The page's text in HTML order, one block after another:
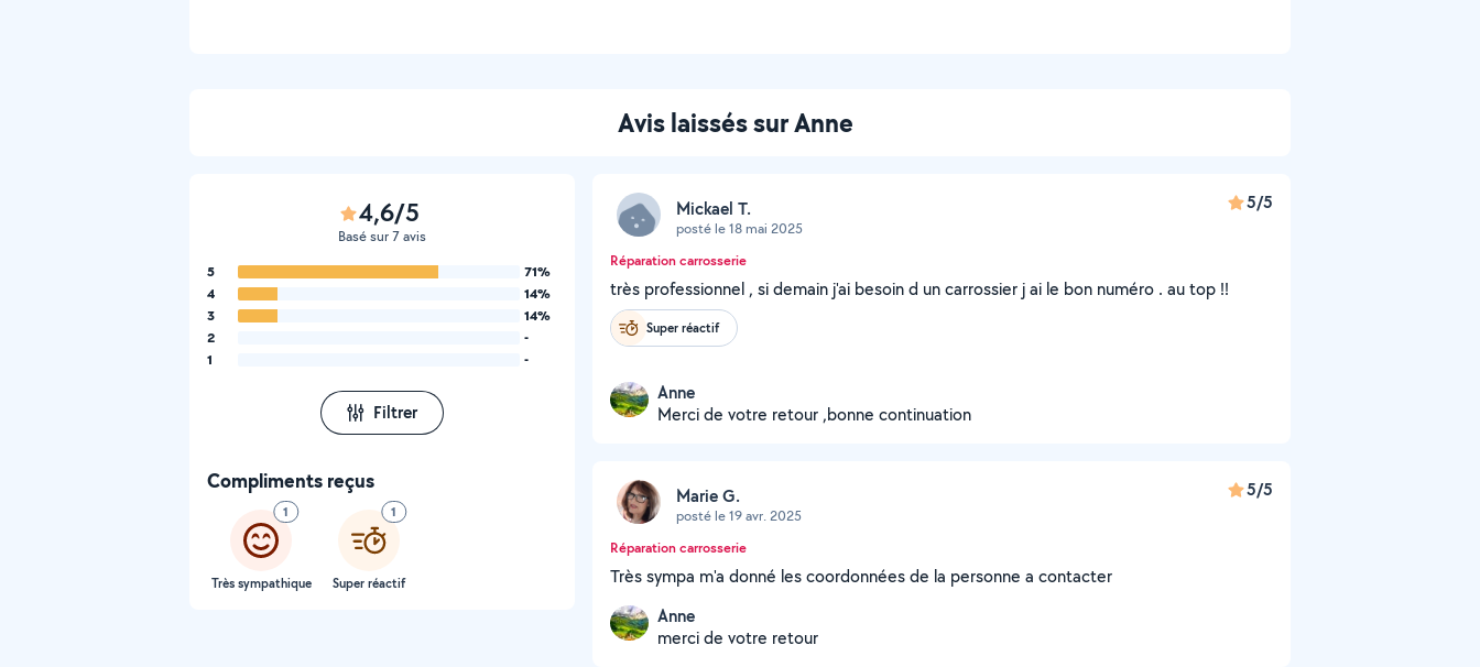
Avis laissés sur Anne
4,6/5
Basé sur 7 avis
5
71%
4
14%
3
14%
2
-
1
-
Filtrer
Compliments reçus
1
Très sympathique
1
Super réactif
Mickael T.
posté le 18 mai 2025
5/5
Réparation carrosserie
très professionnel , si demain j'ai besoin d un carrossier j ai le bon numéro . au top !!
Super réactif
Anne
Merci de votre retour ,bonne continuation
Marie G.
posté le 19 avr. 2025
5/5
Réparation carrosserie
Très sympa m'a donné les coordonnées de la personne a contacter
Anne
merci de votre retour